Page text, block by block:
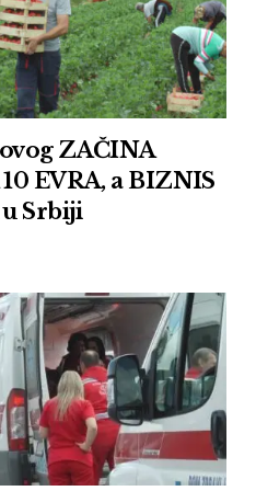
ZAČINA
EVRA, a BIZNIS
u Srbiji